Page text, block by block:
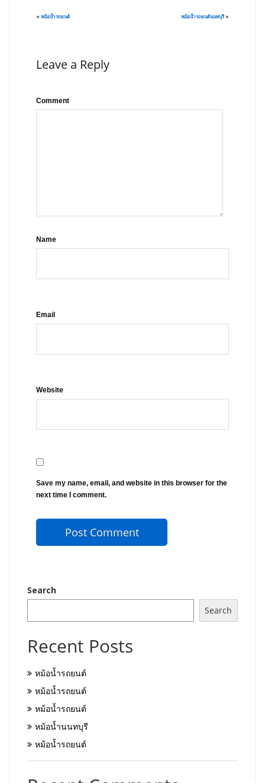
« หม้อน้ำรถยนต์ หม้อน้ำรถยนต์นนทบุรี»
Leave a Reply
Comment
Name
Email
Website
Save my name, email, and website in this browser for the
next time I comment.
Search
Search
Recent Posts
หม้อน้ำรถยนต์
หม้อน้ำรถยนต์
หม้อน้ำรถยนต์
หม้อน้ำนนทบุรี
หม้อน้ำรถยนต์